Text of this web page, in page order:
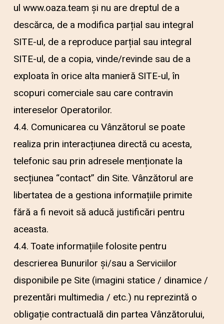
ul www.oaza.team și nu are dreptul de a
descărca, de a modifica parțial sau integral
SITE-ul, de a reproduce parțial sau integral
SITE-ul, de a copia, vinde/revinde sau de a
exploata în orice alta manieră SITE-ul, în
scopuri comerciale sau care contravin
intereselor Operatorilor.
4.4. Comunicarea cu Vânzătorul se poate
realiza prin interacțiunea directă cu acesta,
telefonic sau prin adresele menționate la
secțiunea “contact” din Site. Vânzătorul are
libertatea de a gestiona informațiile primite
fără a fi nevoit să aducă justificări pentru
aceasta.
4.4. Toate informațiile folosite pentru
descrierea Bunurilor și/sau a Serviciilor
disponibile pe Site (imagini statice / dinamice /
prezentări multimedia / etc.) nu reprezintă o
obligație contractuală din partea Vânzătorului,